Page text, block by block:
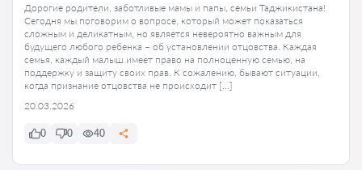
Дорогие родители, заботливые мамы и папы, семьи Таджикистана!
Сегодня мы поговорим о вопросе, который может показаться
сложным и деликатным, но является невероятно важным для
будущего любого ребенка – об установлении отцовства. Каждая
семья, каждый малыш имеет право на полноценную семью, на
поддержку и защиту своих прав. К сожалению, бывают ситуации,
когда признание отцовства не происходит […]
20.03.2026
0 0 40